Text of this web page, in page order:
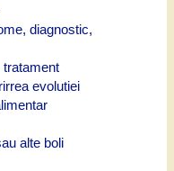
diagnostic,
tratament
evolutiei
alte boli